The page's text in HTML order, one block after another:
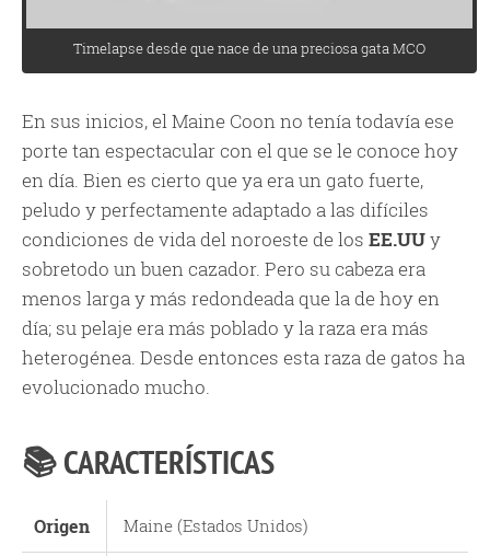
Timelapse desde que nace de una preciosa gata MCO
En sus inicios, el Maine Coon no tenía todavía ese
porte tan espectacular con el que se le conoce hoy
en día. Bien es cierto que ya era un gato fuerte,
peludo y perfectamente adaptado a las difíciles
condiciones de vida del noroeste de los EE.UUy
sobretodo un buen cazador. Pero su cabeza era
menos larga y más redondeada que la de hoy en
día; su pelaje era más poblado y la raza era más
heterogénea. Desde entonces esta raza de gatos ha
evolucionado mucho.
📚 CARACTERÍSTICAS
Origen Maine (Estados Unidos)